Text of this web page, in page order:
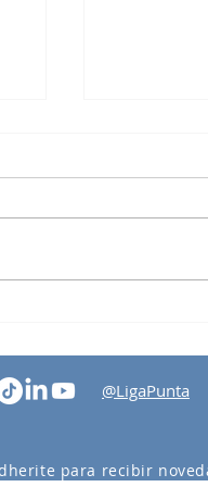
@LigaPunta
para recibir